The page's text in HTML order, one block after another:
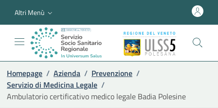
Altri Menù
Homepage / Azienda / Prevenzione /
Servizio di Medicina Legale /
Ambulatorio certificativo medico legale Badia Polesine